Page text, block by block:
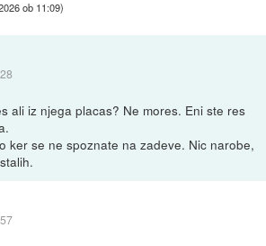
ob 11:09)
ali iz njega placas? Ne mores. Eni ste res
ker se ne spoznate na zadeve. Nic narobe,